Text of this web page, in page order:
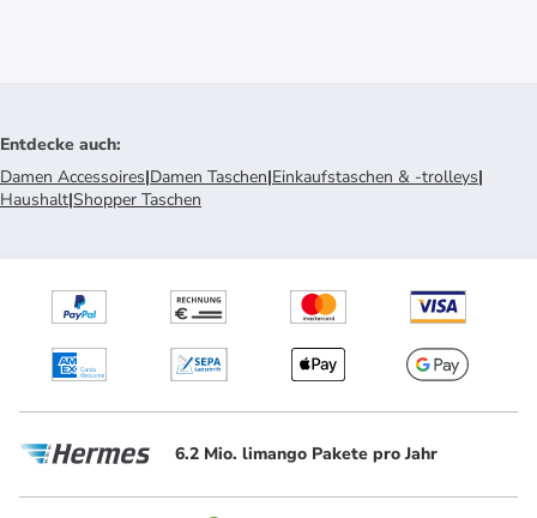
Entdecke auch:
Damen Accessoires|Damen Taschen|Einkaufstaschen & -trolleys|
Haushalt|Shopper Taschen
6.2 Mio. limango Pakete pro Jahr